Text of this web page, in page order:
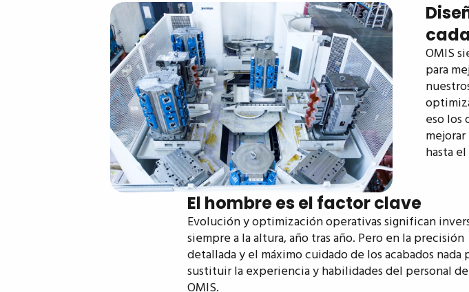
OMIS
para
eso los
hasta
El hombre es el factor clave
Evolución y optimización operativas significan
siempre a la altura, año tras año. Pero en la precisión
detallada y el máximo cuidado de los acabados nada
sustituir la experiencia y habilidades del personal de